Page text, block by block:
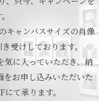
キャンバスサイズの肖像
受けしております。
気に入っていただき、納
をお申し込みいただいた
て承ります。